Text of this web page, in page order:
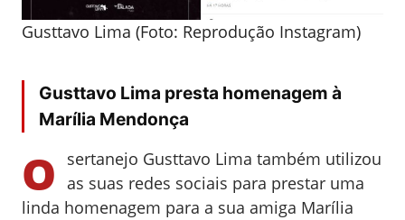
Gusttavo Lima (Foto: Reprodução Instagram)
Gusttavo Lima presta homenagem à
Marília Mendonça
O
sertanejo Gusttavo Lima também utilizou
as suas redes sociais para prestar uma
linda homenagem para a sua amiga Marília